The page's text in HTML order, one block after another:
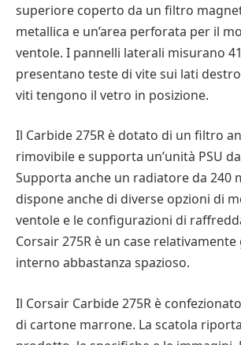
superiore coperto da un filtro
metallica e un’area perforata per il
ventole. I pannelli laterali misurano
presentano teste di vite sui lati
viti tengono il vetro in posizione.
Il Carbide 275R è dotato di un filtro
rimovibile e supporta un’unità PSU
Supporta anche un radiatore da 240
dispone anche di diverse opzioni di
ventole e le configurazioni di
Corsair 275R è un case
interno abbastanza spazioso.
Il Corsair Carbide 275R è
di cartone marrone. La scatola